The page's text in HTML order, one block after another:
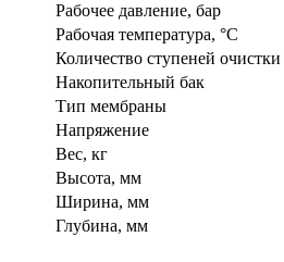
Рабочее давление, бар
Рабочая температура, °С
Количество ступеней очистки
Накопительный бак
Тип мембраны
Напряжение
Вес, кг
Высота, мм
Ширина, мм
Глубина, мм